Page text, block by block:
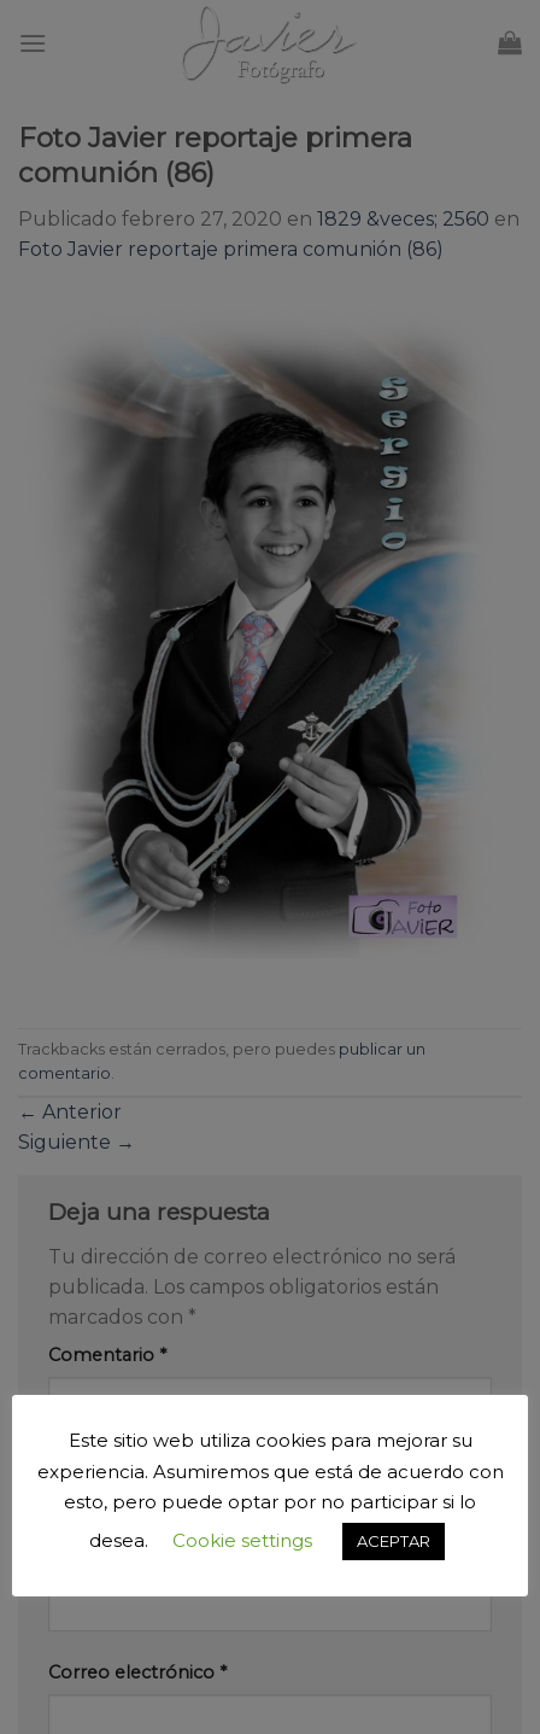
Foto Javier reportaje primera
comunión (86)
Publicado febrero 27, 2020 en 1829 &veces; 2560 en
Foto Javier reportaje primera comunión (86)
Trackbacks están cerrados, pero puedes publicar un
comentario
← Anterior
Siguiente →
Deja una respuesta
Tu dirección de correo electrónico no será
publicada. Los campos obligatorios están
marcados con *
Comentario *
Correo electrónico *
Este sitio web utiliza cookies para mejorar su
experiencia. Asumiremos que está de acuerdo con
esto, pero puede optar por no participar si lo
desea.
Cookie settings ACEPTAR